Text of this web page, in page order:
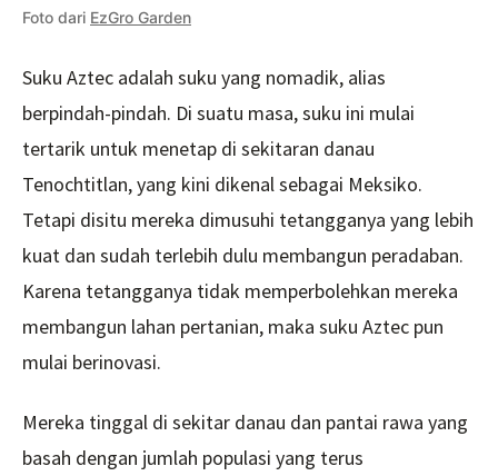
Foto dari EzGro Garden
Suku Aztec adalah suku yang nomadik, alias
berpindah-pindah. Di suatu masa, suku ini mulai
tertarik untuk menetap di sekitaran danau
Tenochtitlan, yang kini dikenal sebagai Meksiko.
Tetapi disitu mereka dimusuhi tetangganya yang lebih
kuat dan sudah terlebih dulu membangun peradaban.
Karena tetangganya tidak memperbolehkan mereka
membangun lahan pertanian, maka suku Aztec pun
mulai berinovasi.
Mereka tinggal di sekitar danau dan pantai rawa yang
basah dengan jumlah populasi yang terus